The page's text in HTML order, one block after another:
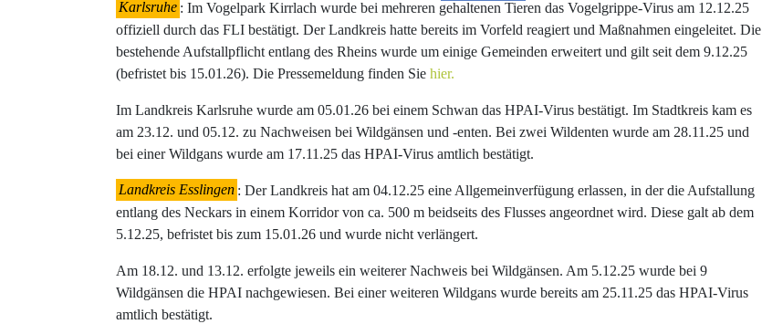
Karlsruhe : Im Vogelpark Kirrlach wurde bei mehreren gehaltenen Tieren das Vogelgrippe-Virus am 12.12.25
offiziell durch das FLI bestätigt. Der Landkreis hatte bereits im Vorfeld reagiert und Maßnahmen eingeleitet. Die
bestehende Aufstallpflicht entlang des Rheins wurde um einige Gemeinden erweitert und gilt seit dem 9.12.25
(befristet bis 15.01.26). Die Pressemeldung finden Sie hier.
Im Landkreis Karlsruhe wurde am 05.01.26 bei einem Schwan das HPAI-Virus bestätigt. Im Stadtkreis kam es
am 23.12. und 05.12. zu Nachweisen bei Wildgänsen und -enten. Bei zwei Wildenten wurde am 28.11.25 und
bei einer Wildgans wurde am 17.11.25 das HPAI-Virus amtlich bestätigt.
Landkreis Esslingen : Der Landkreis hat am 04.12.25 eine Allgemeinverfügung erlassen, in der die Aufstallung
entlang des Neckars in einem Korridor von ca. 500 m beidseits des Flusses angeordnet wird. Diese galt ab dem
5.12.25, befristet bis zum 15.01.26 und wurde nicht verlängert.
Am 18.12. und 13.12. erfolgte jeweils ein weiterer Nachweis bei Wildgänsen. Am 5.12.25 wurde bei 9
Wildgänsen die HPAI nachgewiesen. Bei einer weiteren Wildgans wurde bereits am 25.11.25 das HPAI-Virus
amtlich bestätigt.